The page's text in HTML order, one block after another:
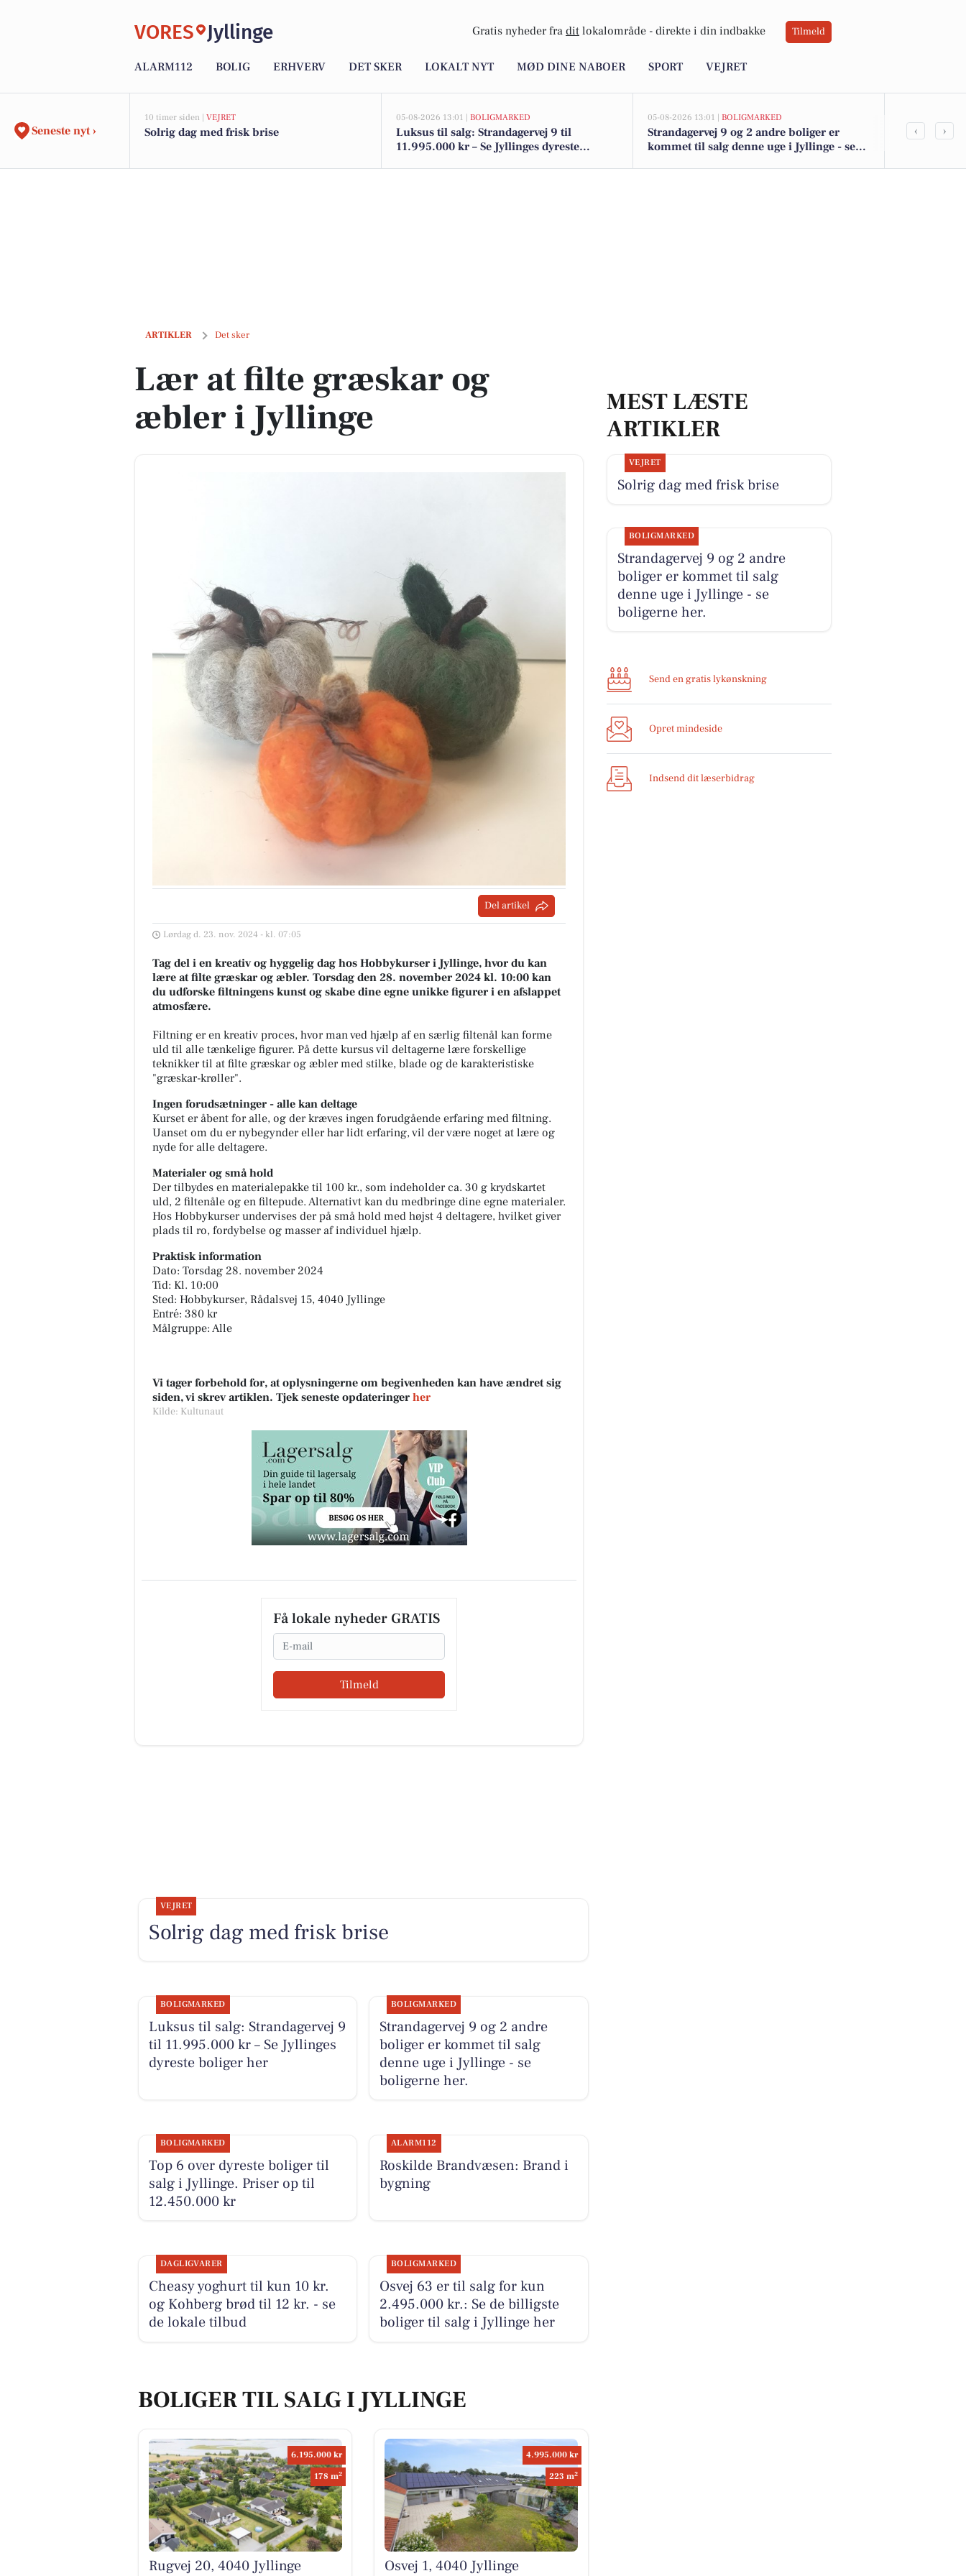
VORES Jyllinge Gratis nyheder fra dit lokalområde - direkte i din indbakke Tilmeld
ALARM112 BOLIG ERHVERV DET SKER LOKALT NYT MØD DINE NABOER SPORT VEJRET
Seneste nyt ›
10 timer siden | VEJRET
Solrig dag med frisk brise
05-08-2026 13:01 | BOLIGMARKED
Luksus til salg: Strandagervej 9 til
11.995.000 kr – Se Jyllinges dyreste
05-08-2026 13:01 | BOLIGMARKED
Strandagervej 9 og 2 andre boliger er
kommet til salg denne uge i Jyllinge - se
Top 6 over
‹ ›
ARTIKLER Det sker
Lær at filte græskar og æbler i Jyllinge
Lær at filte græskar og
æbler i Jyllinge
Del artikel
Lørdag d. 23. nov. 2024 - kl. 07:05
Tag del i en kreativ og hyggelig dag hos Hobbykurser i Jyllinge, hvor du kan
lære at filte græskar og æbler. Torsdag den 28. november 2024 kl. 10:00 kan
du udforske filtningens kunst og skabe dine egne unikke figurer i en afslappet
atmosfære.
Filtning er en kreativ proces, hvor man ved hjælp af en særlig filtenål kan forme
uld til alle tænkelige figurer. På dette kursus vil deltagerne lære forskellige
teknikker til at filte græskar og æbler med stilke, blade og de karakteristiske
"græskar-krøller".
Ingen forudsætninger - alle kan deltage
Kurset er åbent for alle, og der kræves ingen forudgående erfaring med filtning.
Uanset om du er nybegynder eller har lidt erfaring, vil der være noget at lære og
nyde for alle deltagere.
Materialer og små hold
Der tilbydes en materialepakke til 100 kr., som indeholder ca. 30 g krydskartet
uld, 2 filtenåle og en filtepude. Alternativt kan du medbringe dine egne materialer.
Hos Hobbykurser undervises der på små hold med højst 4 deltagere, hvilket giver
plads til ro, fordybelse og masser af individuel hjælp.
Praktisk information
Dato: Torsdag 28. november 2024
Tid: Kl. 10:00
Sted: Hobbykurser, Rådalsvej 15, 4040 Jyllinge
Entré: 380 kr
Målgruppe: Alle
Vi tager forbehold for, at oplysningerne om begivenheden kan have ændret sig
siden, vi skrev artiklen. Tjek seneste opdateringer her
Kilde: Kultunaut
Få lokale nyheder GRATIS
Email
Tilmeld
MEST LÆSTE
ARTIKLER
VEJRET
Solrig dag med frisk brise
BOLIGMARKED
Strandagervej 9 og 2 andre
boliger er kommet til salg
denne uge i Jyllinge - se
boligerne her.
Send en gratis lykønskning
Opret mindeside
Indsend dit læserbidrag
VEJRET
Solrig dag med frisk brise
BOLIGMARKED
Luksus til salg: Strandagervej 9
til 11.995.000 kr – Se Jyllinges
dyreste boliger her
BOLIGMARKED
Strandagervej 9 og 2 andre
boliger er kommet til salg
denne uge i Jyllinge - se
boligerne her.
BOLIGMARKED
Top 6 over dyreste boliger til
salg i Jyllinge. Priser op til
12.450.000 kr
ALARM112
Roskilde Brandvæsen: Brand i
bygning
DAGLIGVARER
Cheasy yoghurt til kun 10 kr.
og Kohberg brød til 12 kr. - se
de lokale tilbud
BOLIGMARKED
Osvej 63 er til salg for kun
2.495.000 kr.: Se de billigste
boliger til salg i Jyllinge her
BOLIGER TIL SALG I JYLLINGE
6.195.000 kr
178 m2
Rugvej 20, 4040 Jyllinge
4.995.000 kr
223 m2
Osvej 1, 4040 Jyllinge